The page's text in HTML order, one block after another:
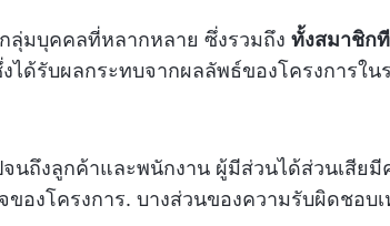
กลุ่มบุคคลที่หลากหลาย ซึ่งรวมถึง ทั้งสมาชิก
ได้รับผลกระทบจากผลลัพธ์ของโครงการใน
นถึงลูกค้าและพนักงาน ผู้มีส่วนได้ส่วนเสียมี
องโครงการ. บางส่วนของความรับผิดชอบ